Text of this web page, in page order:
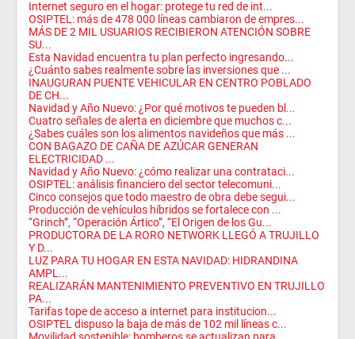
Internet seguro en el hogar: protege tu red de int...
OSIPTEL: más de 478 000 líneas cambiaron de empres...
MÁS DE 2 MIL USUARIOS RECIBIERON ATENCIÓN SOBRE
SU...
Esta Navidad encuentra tu plan perfecto ingresando...
¿Cuánto sabes realmente sobre las inversiones que ...
INAUGURAN PUENTE VEHICULAR EN CENTRO POBLADO
DE CH...
Navidad y Año Nuevo: ¿Por qué motivos te pueden bl...
Cuatro señales de alerta en diciembre que muchos c...
¿Sabes cuáles son los alimentos navideños que más ...
CON BAGAZO DE CAÑA DE AZÚCAR GENERAN
ELECTRICIDAD ...
Navidad y Año Nuevo: ¿cómo realizar una contrataci...
OSIPTEL: análisis financiero del sector telecomuni...
Cinco consejos que todo maestro de obra debe segui...
Producción de vehículos híbridos se fortalece con ...
“Grinch”, “Operación Ártico”, “El Origen de los Gu...
PRODUCTORA DE LA RORO NETWORK LLEGÓ A TRUJILLO
Y D...
LUZ PARA TU HOGAR EN ESTA NAVIDAD: HIDRANDINA
AMPL...
REALIZARÁN MANTENIMIENTO PREVENTIVO EN TRUJILLO
PA...
Tarifas tope de acceso a internet para institucion...
OSIPTEL dispuso la baja de más de 102 mil líneas c...